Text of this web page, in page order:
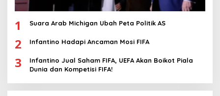
1 Suara Arab Michigan Ubah Peta Politik AS
2 Infantino Hadapi Ancaman Mosi FIFA
3
Infantino Jual Saham FIFA, UEFA Akan Boikot Piala
Dunia dan Kompetisi FIFA!